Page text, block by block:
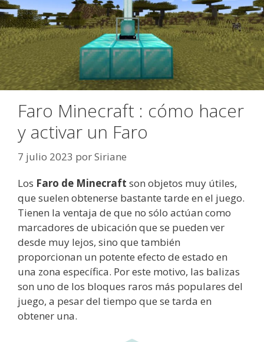
Faro Minecraft : cómo hacer
y activar un Faro
7 julio 2023 porSiriane
Los Faro de Minecraft son objetos muy útiles,
que suelen obtenerse bastante tarde en el juego.
Tienen la ventaja de que no sólo actúan como
marcadores de ubicación que se pueden ver
desde muy lejos, sino que también
proporcionan un potente efecto de estado en
una zona específica. Por este motivo, las balizas
son uno de los bloques raros más populares del
juego, a pesar del tiempo que se tarda en
obtener una.